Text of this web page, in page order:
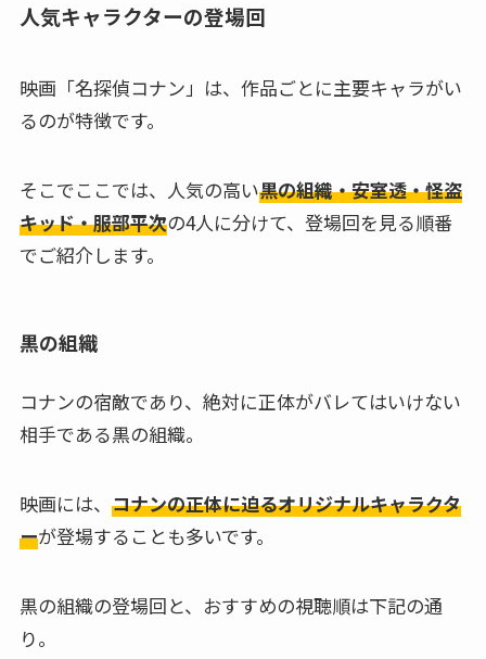
人気キャラクターの登場回
映画「名探偵コナン」は、作品ごとに主要キャラがい
るのが特徴です。
そこでここでは、人気の高い黒の組織・安室透・怪盗
キッド・服部平次の4人に分けて、登場回を見る順番
でご紹介します。
黒の組織
コナンの宿敵であり、絶対に正体がバレてはいけない
相手である黒の組織。
映画には、 コナンの正体に迫るオリジナルキャラクタ
ーが登場することも多いです。
黒の組織の登場回と、おすすめの視聴順は下記の通
り。